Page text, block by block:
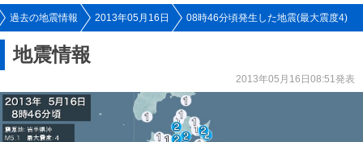
過去の地震情報 2013年05月16日 08時46分頃発生した地震(最大震度4)
地震情報
2013年05月16日08:51発表